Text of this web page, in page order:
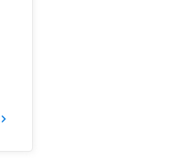
keyboard_arrow_right